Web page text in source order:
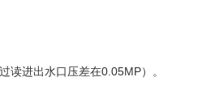
读进出水口压差在0.05MP）。